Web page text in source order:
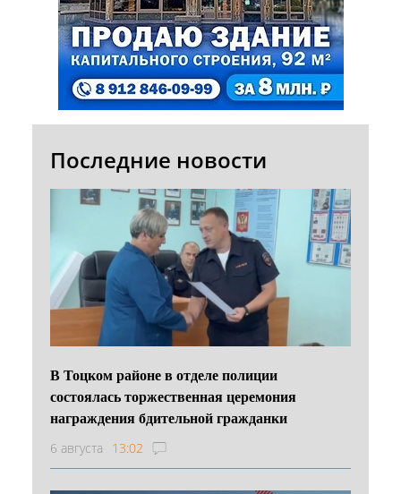
Последние новости
В Тоцком районе в отделе полиции
состоялась торжественная церемония
награждения бдительной гражданки
6 августа 13:02